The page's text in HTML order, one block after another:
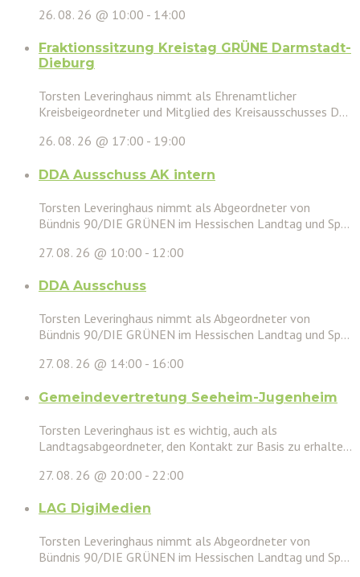
26. 08. 26 @ 10:00 - 14:00
Fraktionssitzung Kreistag GRÜNE Darmstadt-
Dieburg
Torsten Leveringhaus nimmt als Ehrenamtlicher
Kreisbeigeordneter und Mitglied des Kreisausschusses D...
26. 08. 26 @ 17:00 - 19:00
DDA Ausschuss AK intern
Torsten Leveringhaus nimmt als Abgeordneter von
Bündnis 90/DIE GRÜNEN im Hessischen Landtag und Sp...
27. 08. 26 @ 10:00 - 12:00
DDA Ausschuss
Torsten Leveringhaus nimmt als Abgeordneter von
Bündnis 90/DIE GRÜNEN im Hessischen Landtag und Sp...
27. 08. 26 @ 14:00 - 16:00
Gemeindevertretung Seeheim-Jugenheim
Torsten Leveringhaus ist es wichtig, auch als
Landtagsabgeordneter, den Kontakt zur Basis zu erhalte...
27. 08. 26 @ 20:00 - 22:00
LAG DigiMedien
Torsten Leveringhaus nimmt als Abgeordneter von
Bündnis 90/DIE GRÜNEN im Hessischen Landtag und Sp...